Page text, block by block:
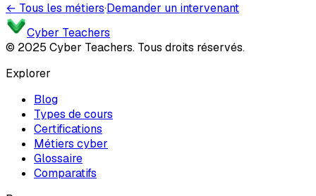
← Tous les métiers·Demander un intervenant
Cyber Teachers
© 2025 Cyber Teachers. Tous droits réservés.
Explorer
Blog
Types de cours
Certifications
Métiers cyber
Glossaire
Comparatifs